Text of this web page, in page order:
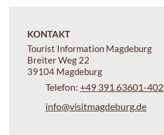
KONTAKT
Tourist Information Magdeburg
Breiter Weg 22
39104 Magdeburg
Telefon: +49 391 63601-402
info@visitmagdeburg.de